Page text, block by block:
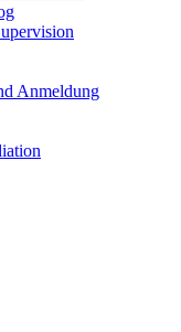
Anmeldung